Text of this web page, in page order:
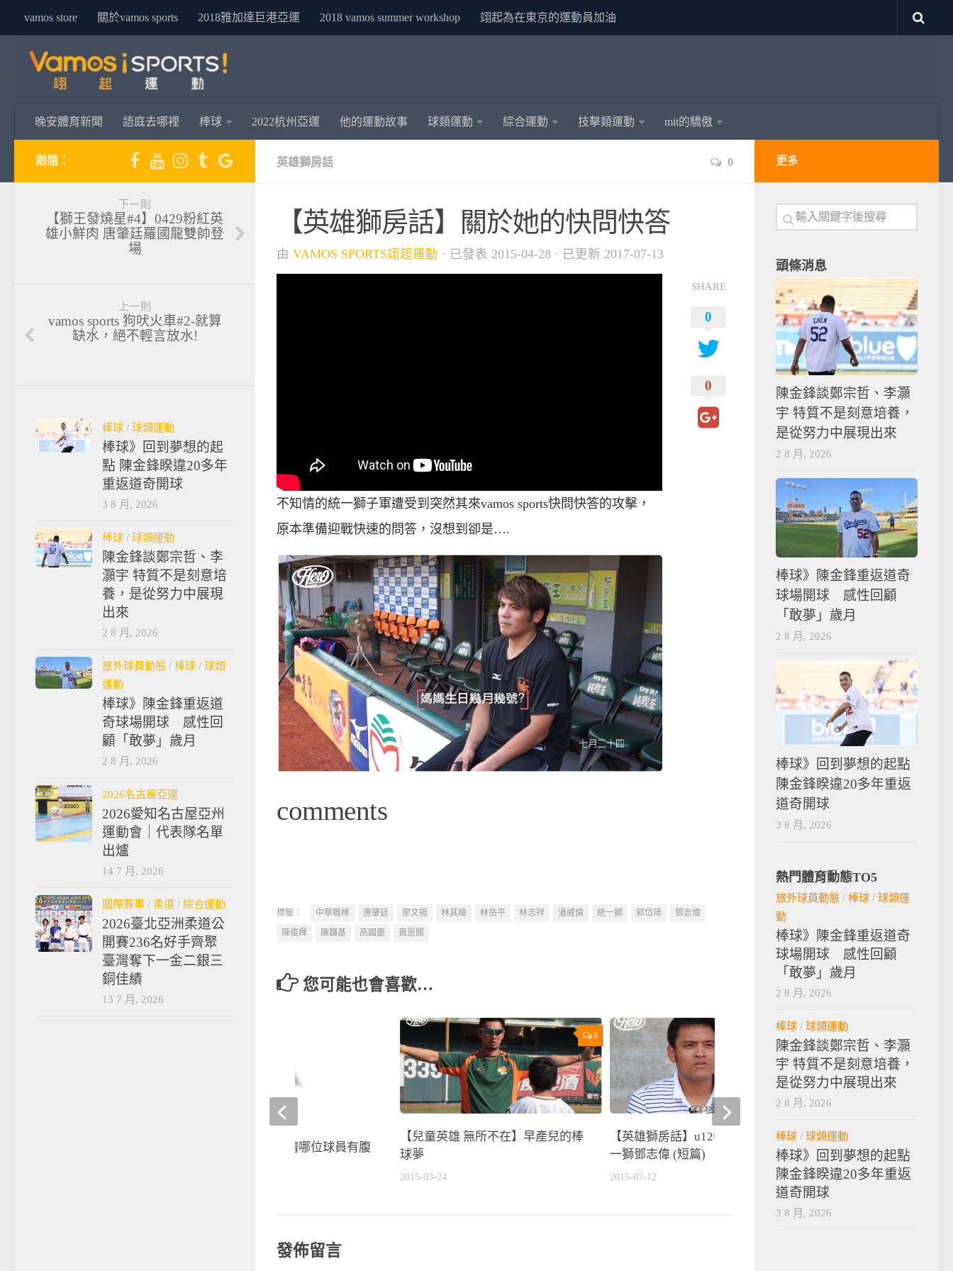
vamos store 關於vamos sports 2018雅加達巨港亞運 2018 vamos summer workshop 翊起為在東京的運動員加油
晚安體育新聞 語庭去哪裡 棒球 2022杭州亞運 他的運動故事 球類運動 綜合運動 技擊類運動 mit的驕傲
英雄獅房話 0
【英雄獅房話】關於她的快問快答
由 VAMOS SPORTS翊起運動 · 已發表 2015-04-28 · 已更新 2017-07-13
不知情的統一獅子軍遭受到突然其來vamos sports快問快答的攻擊，
原本準備迎戰快速的問答，沒想到卻是….
comments
SHARE
0
0
標籤： 中華職棒 唐肇廷 廖文揚 林其緯 林岳平 林志祥 潘威倫 統一獅 郭岱琦
鄧志偉
陳俊輝
陳鏞基 高國慶 黃恩賜
您可能也會喜歡…
0
【兒童英雄 無所不在】早產兒的棒
球夢
2015-03-24
【英雄獅房話】u12中華小英雄x統
一獅鄧志偉 (短篇)
2015-07-12
【英雄獅房話】統一獅
中華小英雄加油 (完整版)
2015-07-12
【英雄獅房話】猜猜哪位球員有腹
發佈留言
跟隨：
下一則
【獅王發燒星#4】0429粉紅英
雄小鮮肉 唐肇廷羅國龍雙帥登
場
上一則
vamos sports 狗吠火車#2-就算
缺水，絕不輕言放水!
棒球 / 球類運動
棒球》回到夢想的起
點 陳金鋒睽違20多年
重返道奇開球
3 8 月, 2026
棒球 / 球類運動
陳金鋒談鄭宗哲、李
灝宇 特質不是刻意培
養，是從努力中展現
出來
2 8 月, 2026
旅外球員動態 / 棒球 / 球類
運動
棒球》陳金鋒重返道
奇球場開球 感性回
顧「敢夢」歲月
2 8 月, 2026
2026名古屋亞運
2026愛知名古屋亞州
運動會｜代表隊名單
出爐
14 7 月, 2026
國際賽事 / 柔道 / 綜合運動
2026臺北亞洲柔道公
開賽236名好手齊聚
臺灣奪下一金二銀三
銅佳績
13 7 月, 2026
更多
頭條消息
陳金鋒談鄭宗哲、李灝
宇 特質不是刻意培養，
是從努力中展現出來
2 8 月, 2026
棒球》陳金鋒重返道奇
球場開球 感性回顧
「敢夢」歲月
2 8 月, 2026
棒球》回到夢想的起點
陳金鋒睽違20多年重返
道奇開球
3 8 月, 2026
熱門體育動態TO5
旅外球員動態 / 棒球 / 球類運
動
棒球》陳金鋒重返道奇
球場開球 感性回顧
「敢夢」歲月
2 8 月, 2026
棒球 / 球類運動
陳金鋒談鄭宗哲、李灝
宇 特質不是刻意培養，
是從努力中展現出來
2 8 月, 2026
棒球 / 球類運動
棒球》回到夢想的起點
陳金鋒睽違20多年重返
道奇開球
3 8 月, 2026